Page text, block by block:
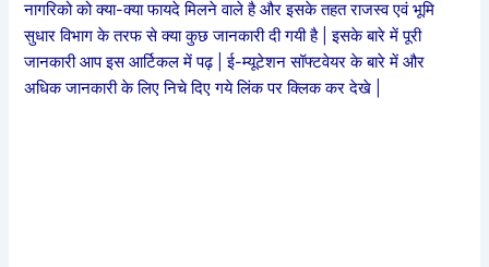
नागरिको को क्या-क्या फायदे मिलने वाले है और इसके तहत राजस्व एवं भूमि
सुधार विभाग के तरफ से क्या कुछ जानकारी दी गयी है | इसके बारे में पूरी
जानकारी आप इस आर्टिकल में पढ़ | ई-म्यूटेशन सॉफ्टवेयर के बारे में और
अधिक जानकारी के लिए निचे दिए गये लिंक पर क्लिक कर देखे |